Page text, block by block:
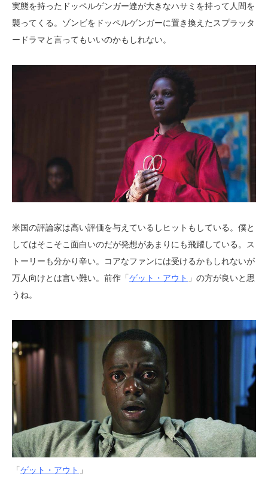
実態を持ったドッペルゲンガー達が大きなハサミを持って人間を
襲ってくる。ゾンビをドッペルゲンガーに置き換えたスプラッタ
ードラマと言ってもいいのかもしれない。
米国の評論家は高い評価を与えているしヒットもしている。僕と
してはそこそこ面白いのだが発想があまりにも飛躍している。ス
トーリーも分かり辛い。コアなファンには受けるかもしれないが
万人向けとは言い難い。前作「ゲット・アウト 」の方が良いと思
うね。
「ゲット・アウト 」